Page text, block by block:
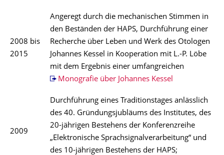
2008 bis
2015
Angeregt durch die mechanischen Stimmen in
den Beständen der HAPS, Durchführung einer
Recherche über Leben und Werk des Otologen
Johannes Kessel in Kooperation mit L.-P. Löbe
mit dem Ergebnis einer umfangreichen
Monografie über Johannes Kessel
2009
Durchführung eines Traditionstages anlässlich
des 40. Gründungsjubläums des Institutes, des
20-jährigen Bestehens der Konferenzreihe
„Elektronische Sprachsignalverarbeitung“ und
des 10-jährigen Bestehens der HAPS;